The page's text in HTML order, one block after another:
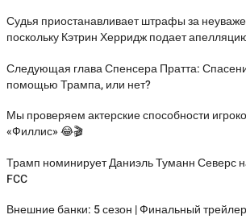
Судья приостанавливает штрафы за
поскольку Кэтрин Херридж подает
Следующая глава Спенсера Пратта:
помощью Трампа, или нет?
Мы проверяем актерские способности
«Филлис» 😂🎬
Трамп номинирует Даниэль Туманн Северс
FCC
Внешние банки: 5 сезон | Финальный